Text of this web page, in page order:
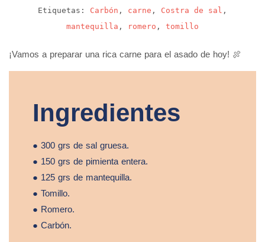
Etiquetas: Carbón , carne , Costra de sal ,
mantequilla , romero , tomillo
¡Vamos a preparar una rica carne para el asado de hoy! 🍖
Ingredientes
● 300 grs de sal gruesa.
● 150 grs de pimienta entera.
● 125 grs de mantequilla.
● Tomillo.
● Romero.
● Carbón.